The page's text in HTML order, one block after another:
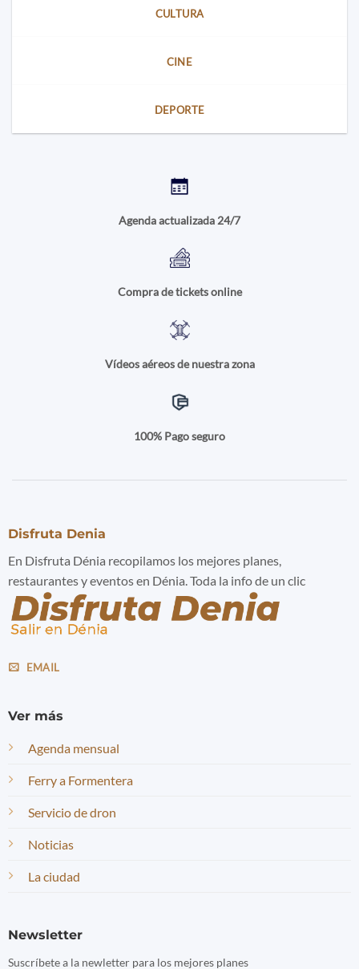
CULTURA
CINE
DEPORTE
Agenda actualizada 24/7
Compra de tickets online
Vídeos aéreos de nuestra zona
100% Pago seguro
Disfruta Denia
En Disfruta Dénia recopilamos los mejores planes,
restaurantes y eventos en Dénia. Toda la info de un clic
EMAIL
Ver más
Agenda mensual
Ferry a Formentera
Servicio de dron
Noticias
La ciudad
Newsletter
Suscríbete a la newletter para los mejores planes